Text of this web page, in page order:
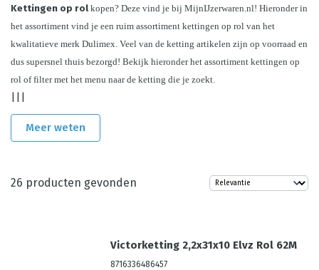
Kettingen op rol kopen? Deze vind je bij MijnIJzerwaren.nl! Hieronder in
het assortiment vind je een ruim assortiment kettingen op rol van het
kwalitatieve merk Dulimex. Veel van de ketting artikelen zijn op voorraad en
dus supersnel thuis bezorgd! Bekijk hieronder het assortiment kettingen op
rol of filter met het menu naar de ketting die je zoekt.
|||
Meer weten
26 producten gevonden
Victorketting 2,2x31x10 Elvz Rol 62M
8716336486457